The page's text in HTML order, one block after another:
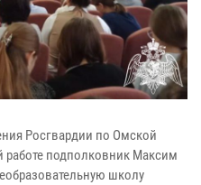
Росгвардии по Омской
работе подполковник Максим
школу